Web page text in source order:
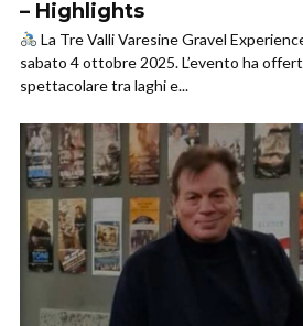
– Highlights
La Tre Valli Varesine Gravel
sabato 4 ottobre 2025. L’evento ha
spettacolare tra laghi e...